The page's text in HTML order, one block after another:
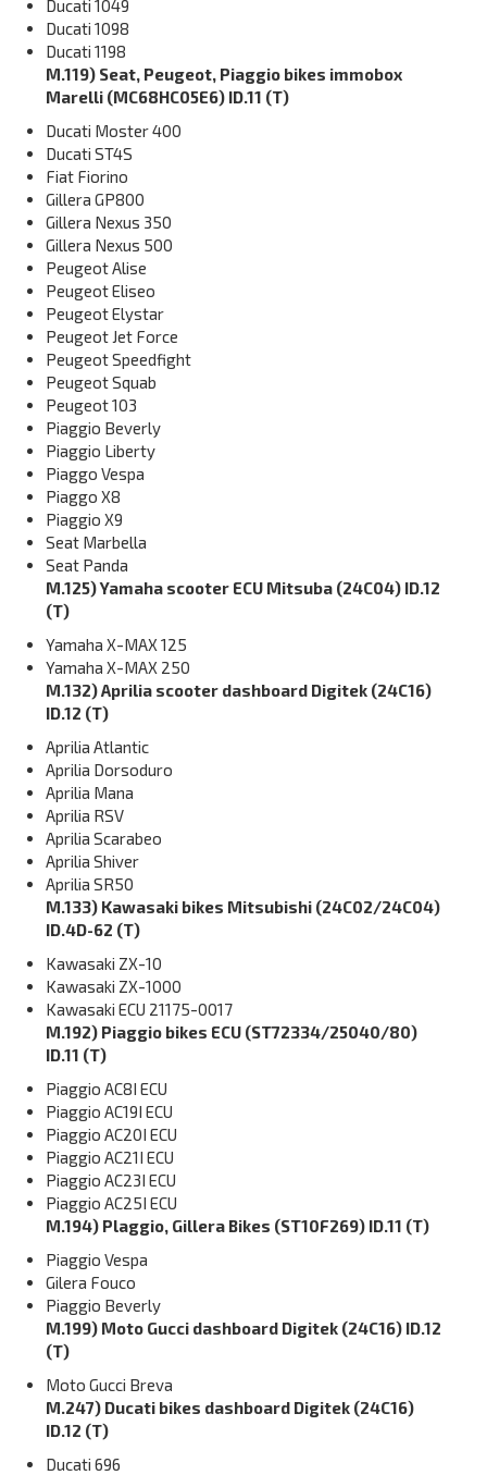
Ducati 1049
Ducati 1098
Ducati 1198
M.119) Seat, Peugeot, Piaggio bikes immobox
Marelli (MC68HC05E6) ID.11 (T)
Ducati Moster 400
Ducati ST4S
Fiat Fiorino
Gillera GP800
Gillera Nexus 350
Gillera Nexus 500
Peugeot Alise
Peugeot Eliseo
Peugeot Elystar
Peugeot Jet Force
Peugeot Speedfight
Peugeot Squab
Peugeot 103
Piaggio Beverly
Piaggio Liberty
Piaggo Vespa
Piaggo X8
Piaggio X9
Seat Marbella
Seat Panda
M.125) Yamaha scooter ECU Mitsuba (24C04) ID.12
(T)
Yamaha X-MAX 125
Yamaha X-MAX 250
M.132) Aprilia scooter dashboard Digitek (24C16)
ID.12 (T)
Aprilia Atlantic
Aprilia Dorsoduro
Aprilia Mana
Aprilia RSV
Aprilia Scarabeo
Aprilia Shiver
Aprilia SR50
M.133) Kawasaki bikes Mitsubishi (24C02/24C04)
ID.4D-62 (T)
Kawasaki ZX-10
Kawasaki ZX-1000
Kawasaki ECU 21175-0017
M.192) Piaggio bikes ECU (ST72334/25040/80)
ID.11 (T)
Piaggio AC8I ECU
Piaggio AC19I ECU
Piaggio AC20I ECU
Piaggio AC21I ECU
Piaggio AC23I ECU
Piaggio AC25I ECU
M.194) Plaggio, Gillera Bikes (ST10F269) ID.11 (T)
Piaggio Vespa
Gilera Fouco
Piaggio Beverly
M.199) Moto Gucci dashboard Digitek (24C16) ID.12
(T)
Moto Gucci Breva
M.247) Ducati bikes dashboard Digitek (24C16)
ID.12 (T)
Ducati 696